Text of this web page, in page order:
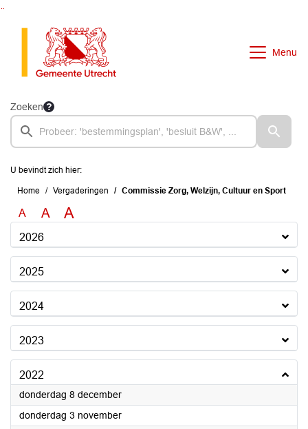
Menu
Zoeken
U bevindt zich hier:
Home Vergaderingen Commissie Zorg, Welzijn, Cultuur en Sport
A A A
2026
2025
2024
2023
2022
donderdag 8 december2022
donderdag 3 november2022